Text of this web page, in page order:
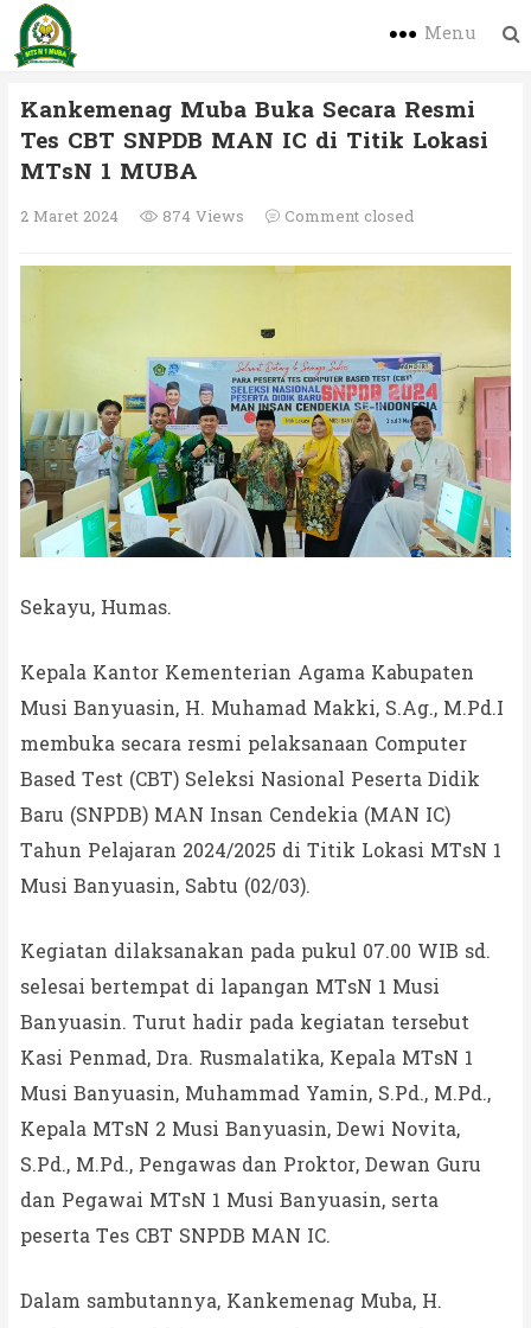
Menu
Kankemenag Muba Buka Secara Resmi
Tes CBT SNPDB MAN IC di Titik Lokasi
MTsN 1 MUBA
2 Maret 2024 874 Views Comment closed
Sekayu, Humas.
Kepala Kantor Kementerian Agama Kabupaten
Musi Banyuasin, H. Muhamad Makki, S.Ag., M.Pd.I
membuka secara resmi pelaksanaan Computer
Based Test (CBT) Seleksi Nasional Peserta Didik
Baru (SNPDB) MAN Insan Cendekia (MAN IC)
Tahun Pelajaran 2024/2025 di Titik Lokasi MTsN 1
Musi Banyuasin, Sabtu (02/03).
Kegiatan dilaksanakan pada pukul 07.00 WIB sd.
selesai bertempat di lapangan MTsN 1 Musi
Banyuasin. Turut hadir pada kegiatan tersebut
Kasi Penmad, Dra. Rusmalatika, Kepala MTsN 1
Musi Banyuasin, Muhammad Yamin, S.Pd., M.Pd.,
Kepala MTsN 2 Musi Banyuasin, Dewi Novita,
S.Pd., M.Pd., Pengawas dan Proktor, Dewan Guru
dan Pegawai MTsN 1 Musi Banyuasin, serta
peserta Tes CBT SNPDB MAN IC.
Dalam sambutannya, Kankemenag Muba, H.